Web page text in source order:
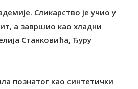
Сликарство је учио у
а завршио као хладни
Станковића, Ђуру
познатог као синтетички